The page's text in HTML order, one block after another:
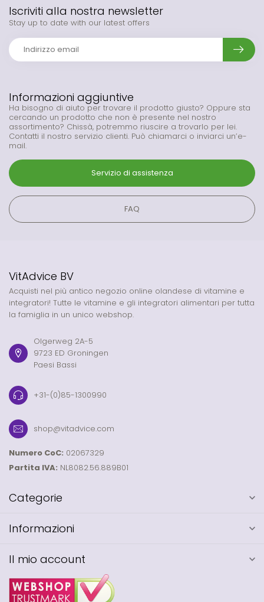
Informazioni aggiuntive
Ha bisogno di aiuto per trovare il prodotto giusto? Oppure sta
cercando un prodotto che non è presente nel nostro
assortimento? Chissà, potremmo riuscire a trovarlo per lei.
Contatti il nostro servizio clienti. Può chiamarci o inviarci un’e-
mail.
Servizio di assistenza
FAQ
Iscriviti alla nostra newsletter
Stay up to date with our latest offers
VitAdvice BV
Acquisti nel più antico negozio online olandese di vitamine e
integratori! Tutte le vitamine e gli integratori alimentari per tutta
la famiglia in un unico webshop.
Olgerweg 2A-5
9723 ED Groningen
Paesi Bassi
+31-(0)85-1300990
shop@vitadvice.com
Numero CoC: 02067329
Partita IVA: NL8082.56.889B01
Categorie
Informazioni
Il mio account